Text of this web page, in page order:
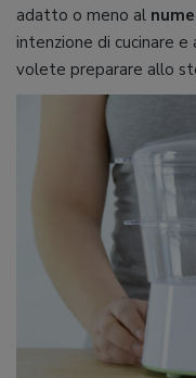
adatto o meno al
intenzione di cucinare e
volete preparare allo